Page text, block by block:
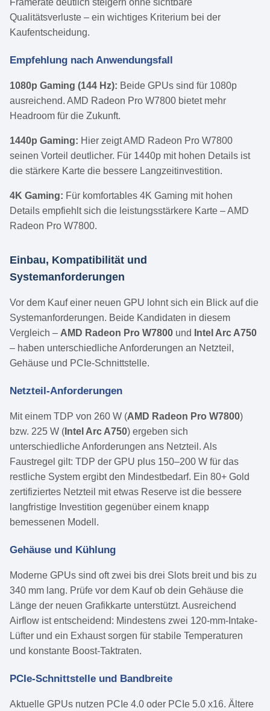
Framerate deutlich steigern ohne sichtbare
Qualitätsverluste – ein wichtiges Kriterium bei der
Kaufentscheidung.
Empfehlung nach Anwendungsfall
1080p Gaming (144 Hz): Beide GPUs sind für 1080p
ausreichend. AMD Radeon Pro W7800 bietet mehr
Headroom für die Zukunft.
1440p Gaming: Hier zeigt AMD Radeon Pro W7800
seinen Vorteil deutlicher. Für 1440p mit hohen Details ist
die stärkere Karte die bessere Langzeitinvestition.
4K Gaming: Für komfortables 4K Gaming mit hohen
Details empfiehlt sich die leistungsstärkere Karte – AMD
Radeon Pro W7800.
Einbau, Kompatibilität und
Systemanforderungen
Vor dem Kauf einer neuen GPU lohnt sich ein Blick auf die
Systemanforderungen. Beide Kandidaten in diesem
Vergleich – AMD Radeon Pro W7800 und
Intel Arc A750
– haben unterschiedliche Anforderungen an Netzteil,
Gehäuse und PCIe-Schnittstelle.
Netzteil-Anforderungen
Mit einem TDP von 260 W (AMD Radeon Pro W7800)
bzw. 225 W ( Intel Arc A750) ergeben sich
unterschiedliche Anforderungen ans Netzteil. Als
Faustregel gilt: TDP der GPU plus 150–200 W für das
restliche System ergibt den Mindestbedarf. Ein 80+ Gold
zertifiziertes Netzteil mit etwas Reserve ist die bessere
langfristige Investition gegenüber einem knapp
bemessenen Modell.
Gehäuse und Kühlung
Moderne GPUs sind oft zwei bis drei Slots breit und bis zu
340 mm lang. Prüfe vor dem Kauf ob dein Gehäuse die
Länge der neuen Grafikkarte unterstützt. Ausreichend
Airflow ist entscheidend: Mindestens zwei 120-mm-Intake-
Lüfter und ein Exhaust sorgen für stabile Temperaturen
und konstante Boost-Taktraten.
PCIe-Schnittstelle und Bandbreite
Aktuelle GPUs nutzen PCIe 4.0 oder PCIe 5.0 x16. Ältere